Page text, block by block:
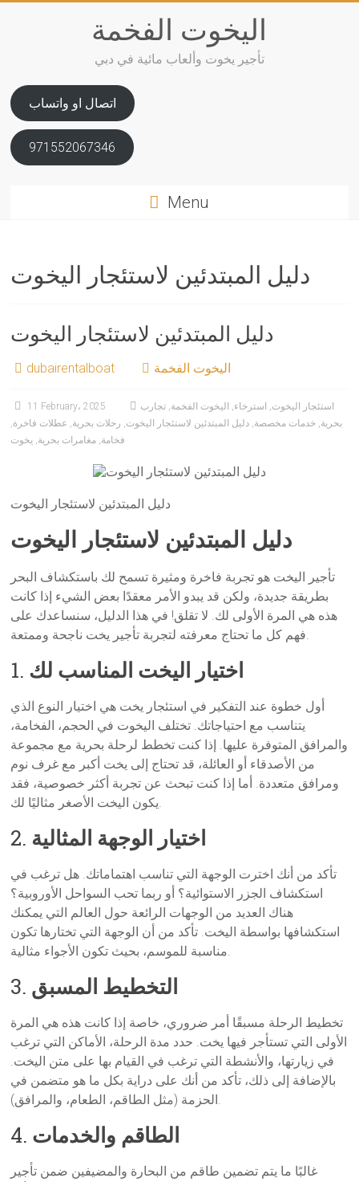
اليخوت الفخمة
تأجير يخوت وألعاب مائية في دبي
اتصال او واتساب
971552067346
Menu
دليل المبتدئين لاستئجار اليخوت
دليل المبتدئين لاستئجار اليخوت
dubairentalboat اليخوت الفخمة
11 February، 2025 استئجار اليخوت, استرخاء, اليخوت الفخمة, تجارب
بحرية, خدمات مخصصة, دليل المبتدئين لاستئجار اليخوت, رحلات بحرية, عطلات فاخرة,
فخامة, مغامرات بحرية, يخوت
دليل المبتدئين لاستئجار اليخوت
دليل المبتدئين لاستئجار اليخوت
تأجير اليخت هو تجربة فاخرة ومثيرة تسمح لك باستكشاف البحر
بطريقة جديدة، ولكن قد يبدو الأمر معقدًا بعض الشيء إذا كانت
هذه هي المرة الأولى لك. لا تقلق! في هذا الدليل، سنساعدك على
فهم كل ما تحتاج معرفته لتجربة تأجير يخت ناجحة وممتعة.
1. اختيار اليخت المناسب لك
أول خطوة عند التفكير في استئجار يخت هي اختيار النوع الذي
يتناسب مع احتياجاتك. تختلف اليخوت في الحجم، الفخامة،
والمرافق المتوفرة عليها. إذا كنت تخطط لرحلة بحرية مع مجموعة
من الأصدقاء أو العائلة، قد تحتاج إلى يخت أكبر مع غرف نوم
ومرافق متعددة. أما إذا كنت تبحث عن تجربة أكثر خصوصية، فقد
يكون اليخت الأصغر مثاليًا لك.
2. اختيار الوجهة المثالية
تأكد من أنك اخترت الوجهة التي تناسب اهتماماتك. هل ترغب في
استكشاف الجزر الاستوائية؟ أو ربما تحب السواحل الأوروبية؟
هناك العديد من الوجهات الرائعة حول العالم التي يمكنك
استكشافها بواسطة اليخت. تأكد من أن الوجهة التي تختارها تكون
مناسبة للموسم، بحيث تكون الأجواء مثالية.
3. التخطيط المسبق
تخطيط الرحلة مسبقًا أمر ضروري، خاصة إذا كانت هذه هي المرة
الأولى التي تستأجر فيها يخت. حدد مدة الرحلة، الأماكن التي ترغب
في زيارتها، والأنشطة التي ترغب في القيام بها على متن اليخت.
بالإضافة إلى ذلك، تأكد من أنك على دراية بكل ما هو متضمن في
الحزمة (مثل الطاقم، الطعام، والمرافق).
4. الطاقم والخدمات
غالبًا ما يتم تضمين طاقم من البحارة والمضيفين ضمن تأجير